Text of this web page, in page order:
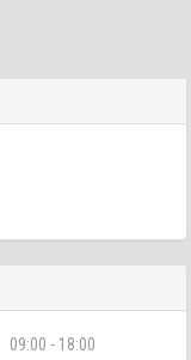
09:00 - 18:00